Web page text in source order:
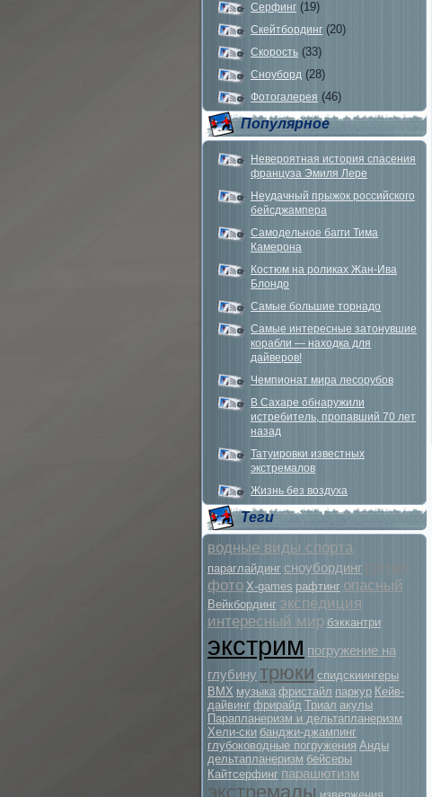
Серфинг (19)
Скейтбординг (20)
Скорость (33)
Сноуборд (28)
Фотогалерея (46)
Популярное
Невероятная история спасения
француза Эмиля Лере
Неудачный прыжок российского
бейсджампера
Самодельное багги Тима
Камерона
Костюм на роликах Жан-Ива
Блондо
Самые большие торнадо
Самые интересные затонувшие
корабли — находка для
дайверов!
Чемпионат мира лесорубов
В Сахаре обнаружили
истребитель, пропавший 70 лет
назад
Татуировки известных
экстремалов
Жизнь без воздуха
Теги
водные виды спорта
параглайдинг сноубординг
фото X-games рафтинг опасный
Вейкбординг экспедиция
интересный мир бэккантри
экстрим погружение на
глубину трюки спидскиингеры
BMX музыка фристайл паркур Кейв-
дайвинг фрирайд Триал акулы
Парапланеризм и дельтапланеризм
Хели-ски банджи-джампинг
глубоководные погружения Анды
дельтапланеризм бейсеры
Кайтсерфинг парашютизм
экстремалы